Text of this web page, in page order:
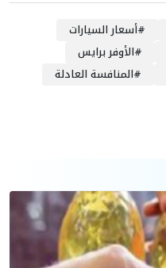
#أسعار السيارات
#الأوفر برايس
#المنافسة العادلة